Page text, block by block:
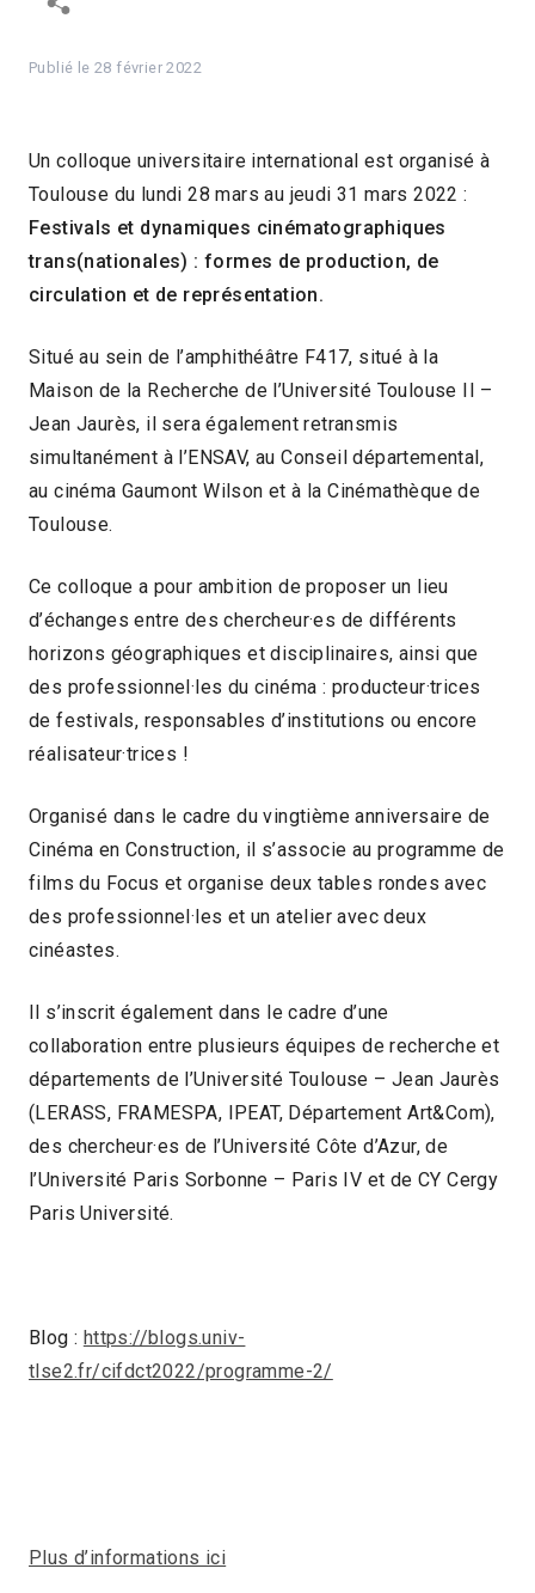
Publié le28 février 2022
Un colloque universitaire international est organisé à
Toulouse du lundi 28 mars au jeudi 31 mars 2022 :
Festivals et dynamiques cinématographiques
trans(nationales) : formes de production, de
circulation et de représentation.
Situé au sein de l’amphithéâtre F417, situé à la
Maison de la Recherche de l’Université Toulouse II –
Jean Jaurès, il sera également retransmis
simultanément à l’ENSAV, au Conseil départemental,
au cinéma Gaumont Wilson et à la Cinémathèque de
Toulouse.
Ce colloque a pour ambition de proposer un lieu
d’échanges entre des chercheur·es de différents
horizons géographiques et disciplinaires, ainsi que
des professionnel·les du cinéma : producteur·trices
de festivals, responsables d’institutions ou encore
réalisateur·trices !
Organisé dans le cadre du vingtième anniversaire de
Cinéma en Construction, il s’associe au programme de
films du Focus et organise deux tables rondes avec
des professionnel·les et un atelier avec deux
cinéastes.
Il s’inscrit également dans le cadre d’une
collaboration entre plusieurs équipes de recherche et
départements de l’Université Toulouse – Jean Jaurès
(LERASS, FRAMESPA, IPEAT, Département Art&Com),
des chercheur·es de l’Université Côte d’Azur, de
l’Université Paris Sorbonne – Paris IV et de CY Cergy
Paris Université.
Blog : https://blogs.univ-
tlse2.fr/cifdct2022/programme-2/
Plus d’informations ici